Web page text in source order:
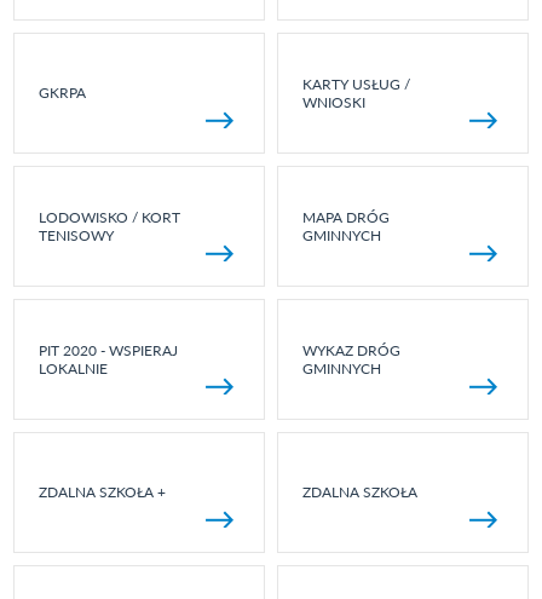
GKRPA
KARTY USŁUG /
WNIOSKI
LODOWISKO / KORT
TENISOWY
MAPA DRÓG
GMINNYCH
PIT 2020 - WSPIERAJ
LOKALNIE
WYKAZ DRÓG
GMINNYCH
ZDALNA SZKOŁA + ZDALNA SZKOŁA